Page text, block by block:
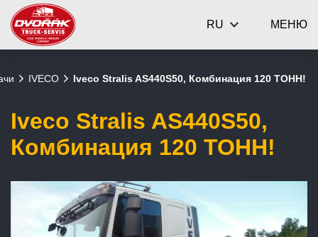
МЕНЮ
RU
IVECO Iveco Stralis AS440S50, Комбинация 120 ТОНН!
Iveco Stralis AS440S50,
Комбинация 120 ТОНН!